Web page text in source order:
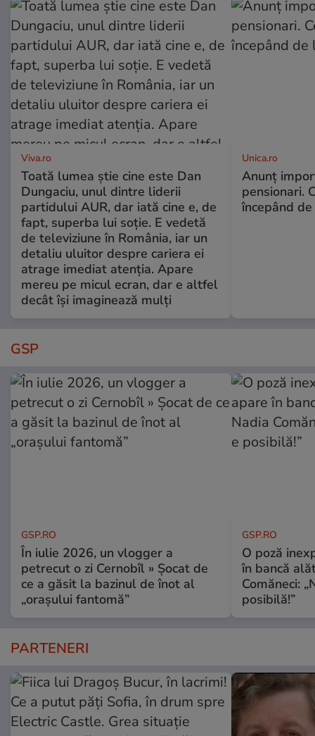
Viva.ro
Toată lumea știe cine este Dan
Dungaciu, unul dintre liderii
partidului AUR, dar iată cine e, de
fapt, superba lui soție. E vedetă
de televiziune în România, iar un
detaliu uluitor despre cariera ei
atrage imediat atenția. Apare
mereu pe micul ecran, dar e altfel
decât își imaginează mulți
Unica.ro
Anunț
pensionari.
începând
GSP
GSP.RO
În iulie 2026, un vlogger a
petrecut o zi Cernobîl » Șocat de
ce a găsit la bazinul de înot al
„orașului fantomă”
GSP.RO
O poză
în bancă
Comăneci:
posibilă!”
PARTENERI